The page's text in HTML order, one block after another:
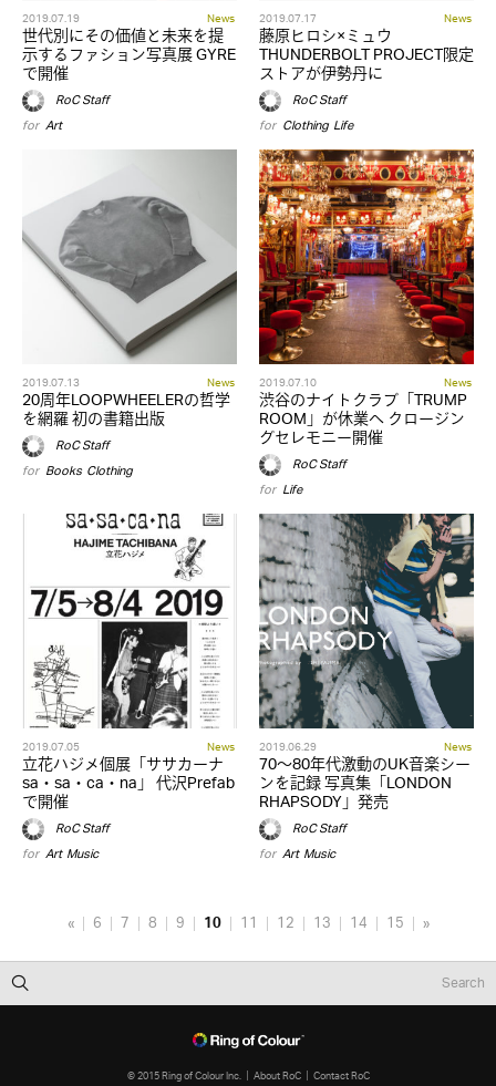
2019.07.19 News
世代別にその価値と未来を提
示するファション写真展 GYRE
で開催
RoC Staff
for Art
2019.07.17 News
藤原ヒロシ×ミュウ
THUNDERBOLT PROJECT限定
ストアが伊勢丹に
RoC Staff
for Clothing,Life
2019.07.13 News
20周年LOOPWHEELERの哲学
を網羅 初の書籍出版
RoC Staff
for Books,Clothing
2019.07.10 News
渋谷のナイトクラブ「TRUMP
ROOM」が休業へ クロージン
グセレモニー開催
RoC Staff
for Life
2019.07.05 News
立花ハジメ個展「ササカーナ
sa・sa・ca・na」 代沢Prefab
で開催
RoC Staff
for Art,Music
2019.06.29 News
70～80年代激動のUK音楽シー
ンを記録 写真集「LONDON
RHAPSODY」発売
RoC Staff
for Art,Music
« 6 7 8 9 10 11 12 13 14 15 »
© 2015 Ring of Colour Inc. About RoC Contact RoC